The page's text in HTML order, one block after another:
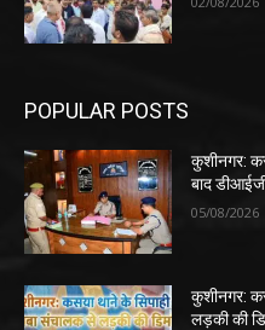
POPULAR POSTS
कुशीनगर:
बाद
05/08/2026
कुशीनगर:
लड़की की